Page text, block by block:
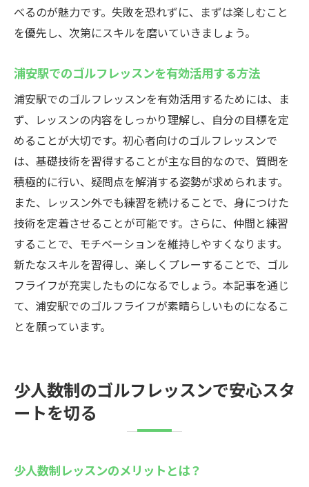
べるのが魅力です。失敗を恐れずに、まずは楽しむこと
を優先し、次第にスキルを磨いていきましょう。
浦安駅でのゴルフレッスンを有効活用する方法
浦安駅でのゴルフレッスンを有効活用するためには、ま
ず、レッスンの内容をしっかり理解し、自分の目標を定
めることが大切です。初心者向けのゴルフレッスンで
は、基礎技術を習得することが主な目的なので、質問を
積極的に行い、疑問点を解消する姿勢が求められます。
また、レッスン外でも練習を続けることで、身につけた
技術を定着させることが可能です。さらに、仲間と練習
することで、モチベーションを維持しやすくなります。
新たなスキルを習得し、楽しくプレーすることで、ゴル
フライフが充実したものになるでしょう。本記事を通じ
て、浦安駅でのゴルフライフが素晴らしいものになるこ
とを願っています。
少人数制のゴルフレッスンで安心スタ
ートを切る
少人数制レッスンのメリットとは？